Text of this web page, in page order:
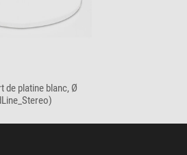
de platine blanc, Ø